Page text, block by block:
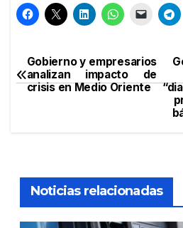
Navegación
de
Gobierno y empresarios
analizan impacto de
crisis en Medio Oriente
Noticias relacionadas